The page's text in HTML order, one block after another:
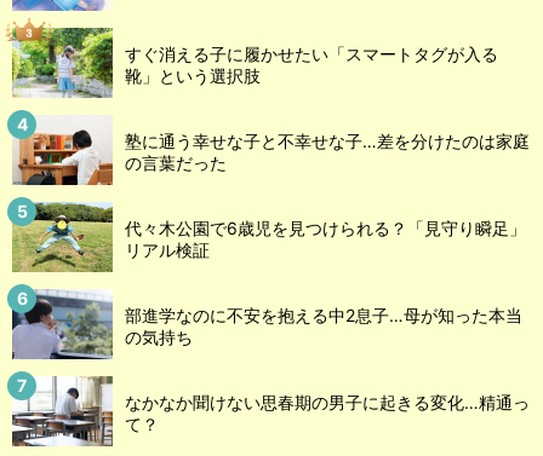
すぐ消える子に履かせたい「スマートタグが入る
靴」という選択肢
塾に通う幸せな子と不幸せな子…差を分けたのは家庭
の言葉だった
代々木公園で6歳児を見つけられる？「見守り瞬足」
リアル検証
部進学なのに不安を抱える中2息子…母が知った本当
の気持ち
なかなか聞けない思春期の男子に起きる変化…精通っ
て？